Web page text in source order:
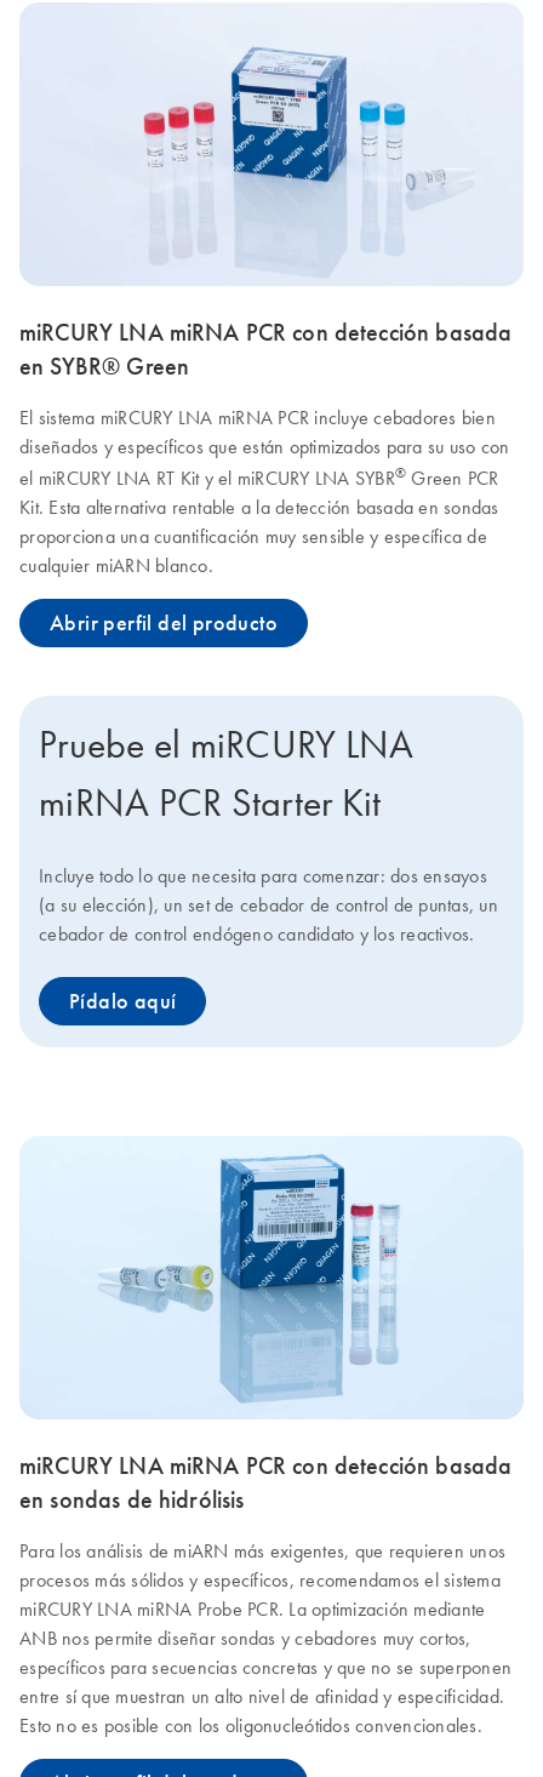
miRCURY LNA miRNA PCR con detección basada
en SYBR® Green
El sistema miRCURY LNA miRNA PCR incluye cebadores bien
diseñados y específicos que están optimizados para su uso con
el miRCURY LNA RT Kit y el miRCURY LNA SYBR® Green PCR
Kit. Esta alternativa rentable a la detección basada en sondas
proporciona una cuantificación muy sensible y específica de
cualquier miARN blanco.
Abrir perfil del producto
Pruebe el miRCURY LNA
miRNA PCR Starter Kit
Incluye todo lo que necesita para comenzar: dos ensayos
(a su elección), un set de cebador de control de puntas, un
cebador de control endógeno candidato y los reactivos.
Pídalo aquí
miRCURY LNA miRNA PCR con detección basada
en sondas de hidrólisis
Para los análisis de miARN más exigentes, que requieren unos
procesos más sólidos y específicos, recomendamos el sistema
miRCURY LNA miRNA Probe PCR. La optimización mediante
ANB nos permite diseñar sondas y cebadores muy cortos,
específicos para secuencias concretas y que no se superponen
entre sí que muestran un alto nivel de afinidad y especificidad.
Esto no es posible con los oligonucleótidos convencionales.